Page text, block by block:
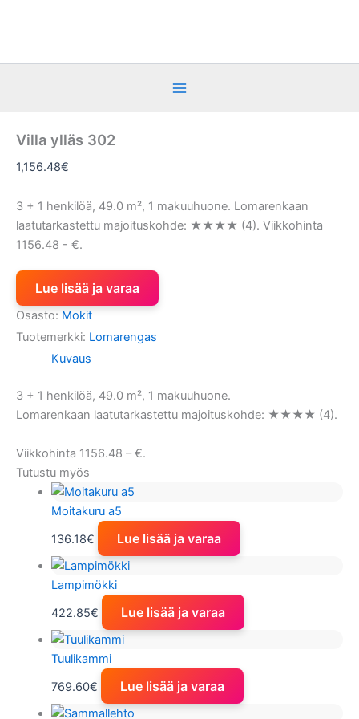
Villa ylläs 302
1,156.48€
3 + 1 henkilöä, 49.0 m², 1 makuuhuone. Lomarenkaan
laatutarkastettu majoituskohde: ★★★★ (4). Viikkohinta
1156.48 - €.
Lue lisää ja varaa
Osasto: Mokit
Tuotemerkki: Lomarengas
Kuvaus
3 + 1 henkilöä, 49.0 m², 1 makuuhuone.
Lomarenkaan laatutarkastettu majoituskohde: ★★★★ (4).
Viikkohinta 1156.48 – €.
Tutustu myös
Moitakuru a5
136.18€ Lue lisää ja varaa
Lampimökki
422.85€ Lue lisää ja varaa
Tuulikammi
769.60€ Lue lisää ja varaa